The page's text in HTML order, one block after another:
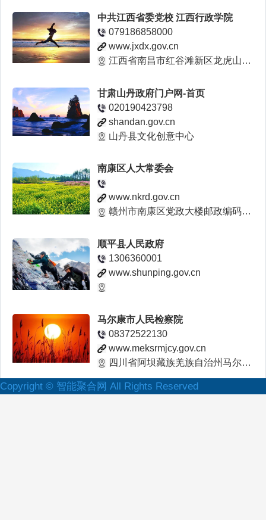
中共江西省委党校 江西行政学院
079186858000
www.jxdx.gov.cn
江西省南昌市红谷滩新区龙虎山大道1866号
甘肃山丹政府门户网-首页
020190423798
shandan.gov.cn
山丹县文化创意中心
南康区人大常委会
www.nkrd.gov.cn
赣州市南康区党政大楼邮政编码：341400
顺平县人民政府
1306360001
www.shunping.gov.cn
马尔康市人民检察院
08372522130
www.meksrmjcy.gov.cn
四川省阿坝藏族羌族自治州马尔康市马尔康镇美谷街220号
广西玉林北流市人民政府门户网站 -
Copyright © 智能聚合网 All Rights Reserved